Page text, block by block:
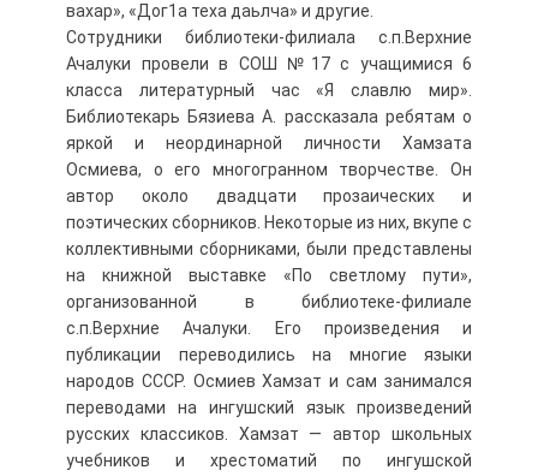
вахар», «Дог1а теха даьлча» и другие.
Сотрудники библиотеки-филиала с.п.Верхние
Ачалуки провели в СОШ №17 с учащимися 6
класса литературный час «Я славлю мир».
Библиотекарь Бязиева А. рассказала ребятам о
яркой и неординарной личности Хамзата
Осмиева, о его многогранном творчестве. Он
автор около двадцати прозаических и
поэтических сборников. Некоторые из них, вкупе с
коллективными сборниками, были представлены
на книжной выставке «По светлому пути»,
организованной в библиотеке-филиале
с.п.Верхние Ачалуки. Его произведения и
публикации переводились на многие языки
народов СССР. Осмиев Хамзат и сам занимался
переводами на ингушский язык произведений
русских классиков. Хамзат — автор школьных
учебников и хрестоматий по ингушской